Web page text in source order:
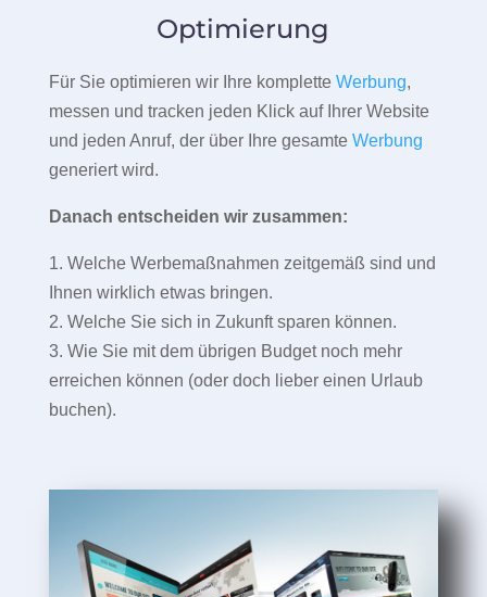
Optimierung
Für Sie optimieren wir Ihre komplette Werbung,
messen und tracken jeden Klick auf Ihrer Website
und jeden Anruf, der über Ihre gesamte Werbung
generiert wird.
Danach entscheiden wir zusammen:
1. Welche Werbemaßnahmen zeitgemäß sind und
Ihnen wirklich etwas bringen.
2. Welche Sie sich in Zukunft sparen können.
3. Wie Sie mit dem übrigen Budget noch mehr
erreichen können (oder doch lieber einen Urlaub
buchen).